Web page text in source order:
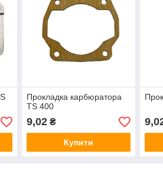
Прокладка карбюратора
TS 400
9,02₴
Купити